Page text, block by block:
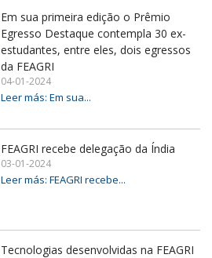
Em sua primeira edição o Prêmio
Egresso Destaque contempla 30 ex-
estudantes, entre eles, dois egressos
da FEAGRI
04-01-2024
Leer más: Em sua...
FEAGRI recebe delegação da Índia
03-01-2024
Leer más: FEAGRI recebe...
Tecnologias desenvolvidas na FEAGRI